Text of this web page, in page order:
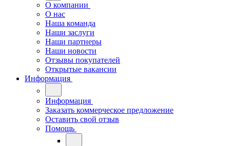
О компании
О нас
Наша команда
Наши заслуги
Наши партнеры
Наши новости
Отзывы покупателей
Открытые вакансии
Информация
Информация
Заказать коммерческое предложение
Оставить свой отзыв
Помощь